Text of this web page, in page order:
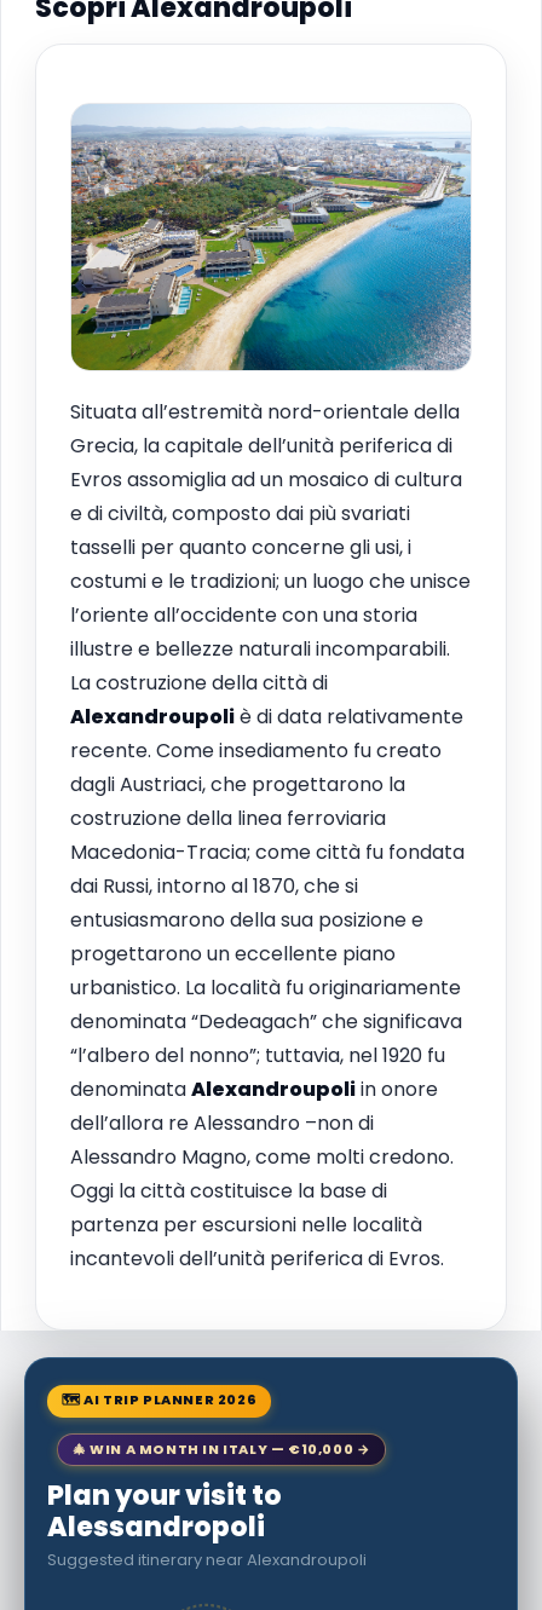
Scopri Alexandroupoli
Situata all’estremità nord-orientale della
Grecia, la capitale dell’unità periferica di
Evros assomiglia ad un mosaico di cultura
e di civiltà, composto dai più svariati
tasselli per quanto concerne gli usi, i
costumi e le tradizioni; un luogo che unisce
l’oriente all’occidente con una storia
illustre e bellezze naturali incomparabili.
La costruzione della città di
Alexandroupoliè di data relativamente
recente. Come insediamento fu creato
dagli Austriaci, che progettarono la
costruzione della linea ferroviaria
Macedonia-Tracia; come città fu fondata
dai Russi, intorno al 1870, che si
entusiasmarono della sua posizione e
progettarono un eccellente piano
urbanistico. La località fu originariamente
denominata “Dedeagach” che significava
“l’albero del nonno”; tuttavia, nel 1920 fu
denominataAlexandroupoliin onore
dell’allora re Alessandro –non di
Alessandro Magno, come molti credono.
Oggi la città costituisce la base di
partenza per escursioni nelle località
incantevoli dell’unità periferica di Evros.
🗺 AI TRIP PLANNER 2026
🎄 WIN A MONTH IN ITALY — €10,000 →
Plan your visit to
Alessandropoli
Suggested itinerary near Alexandroupoli